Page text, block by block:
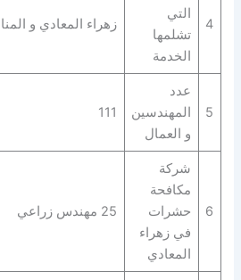
4
التي
تشلمها
الخدمة
زهراء المعادي و
5
عدد
المهندسين
و العمال
111
6
شركة
مكافحة
حشرات
في زهراء
المعادي
25 مهندس زراعي